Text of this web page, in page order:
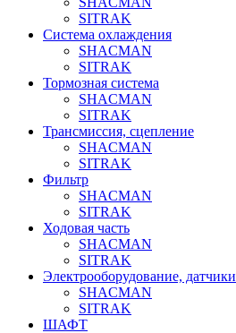
SITRAK
Система охлаждения
SHACMAN
SITRAK
Тормозная система
SHACMAN
SITRAK
Трансмиссия, сцепление
SHACMAN
SITRAK
Фильтр
SHACMAN
SITRAK
Ходовая часть
SHACMAN
SITRAK
Электрооборудование, датчики
SHACMAN
SITRAK
ШАФТ